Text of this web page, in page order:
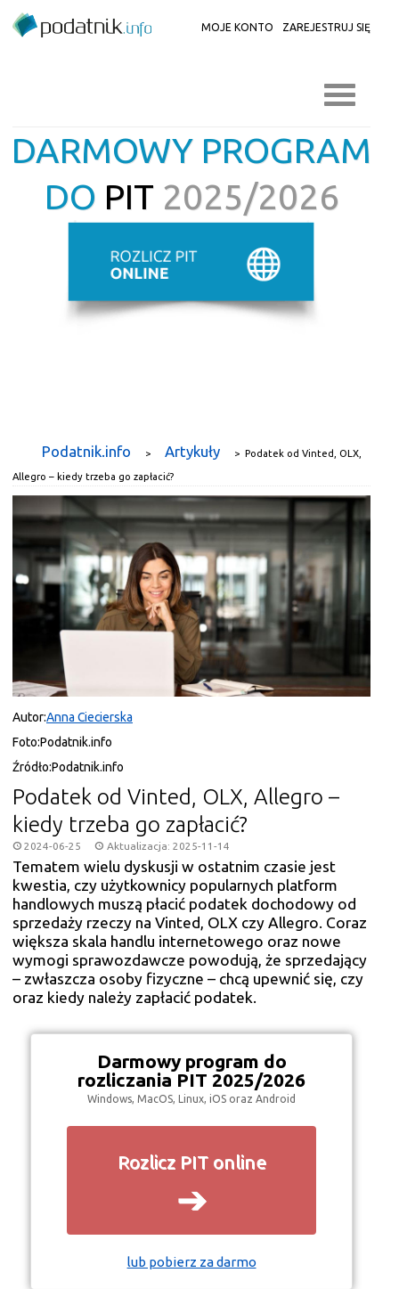
MOJE KONTO ZAREJESTRUJ SIĘ
DARMOWY PROGRAM
DO PIT 2025/2026
Podatnik.info > Artykuły > Podatek od Vinted, OLX,
Allegro – kiedy trzeba go zapłacić?
Autor:Anna Ciecierska
Foto:Podatnik.info
Źródło:Podatnik.info
Podatek od Vinted, OLX, Allegro –
kiedy trzeba go zapłacić?
2024-06-25 Aktualizacja: 2025-11-14
Tematem wielu dyskusji w ostatnim czasie jest
kwestia, czy użytkownicy popularnych platform
handlowych muszą płacić podatek dochodowy od
sprzedaży rzeczy na Vinted, OLX czy Allegro. Coraz
większa skala handlu internetowego oraz nowe
wymogi sprawozdawcze powodują, że sprzedający
– zwłaszcza osoby fizyczne – chcą upewnić się, czy
oraz kiedy należy zapłacić podatek.
Darmowy program do
rozliczania PIT 2025/2026
Windows, MacOS, Linux, iOS oraz Android
Rozlicz PIT online
➔
lub pobierz za darmo